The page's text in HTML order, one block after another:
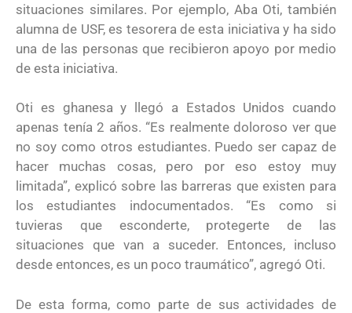
situaciones similares. Por ejemplo, Aba Oti, también
alumna de USF, es tesorera de esta iniciativa y ha sido
una de las personas que recibieron apoyo por medio
de esta iniciativa.
Oti es ghanesa y llegó a Estados Unidos cuando
apenas tenía 2 años. “Es realmente doloroso ver que
no soy como otros estudiantes. Puedo ser capaz de
hacer muchas cosas, pero por eso estoy muy
limitada”, explicó sobre las barreras que existen para
los estudiantes indocumentados. “Es como si
tuvieras que esconderte, protegerte de las
situaciones que van a suceder. Entonces, incluso
desde entonces, es un poco traumático”, agregó Oti.
De esta forma, como parte de sus actividades de